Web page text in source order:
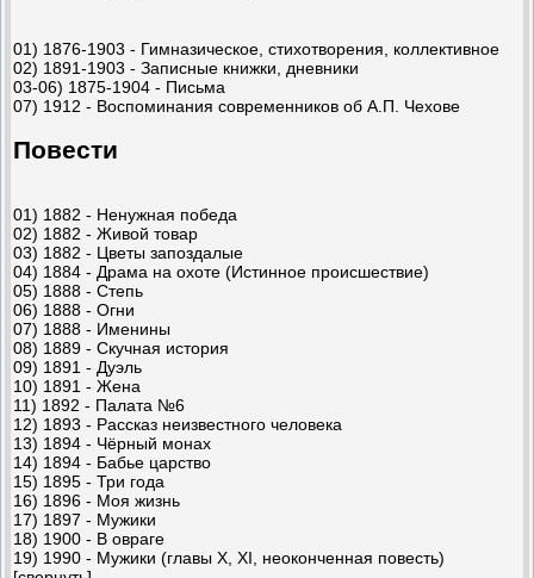
01) 1876-1903 - Гимназическое, стихотворения, коллективное
02) 1891-1903 - Записные книжки, дневники
03-06) 1875-1904 - Письма
07) 1912 - Воспоминания современников об А.П. Чехове
Повести
01) 1882 - Ненужная победа
02) 1882 - Живой товар
03) 1882 - Цветы запоздалые
04) 1884 - Драма на охоте (Истинное происшествие)
05) 1888 - Степь
06) 1888 - Огни
07) 1888 - Именины
08) 1889 - Скучная история
09) 1891 - Дуэль
10) 1891 - Жена
11) 1892 - Палата №6
12) 1893 - Рассказ неизвестного человека
13) 1894 - Чёрный монах
14) 1894 - Бабье царство
15) 1895 - Три года
16) 1896 - Моя жизнь
17) 1897 - Мужики
18) 1900 - В овраге
19) 1990 - Мужики (главы X, XI, неоконченная повесть)